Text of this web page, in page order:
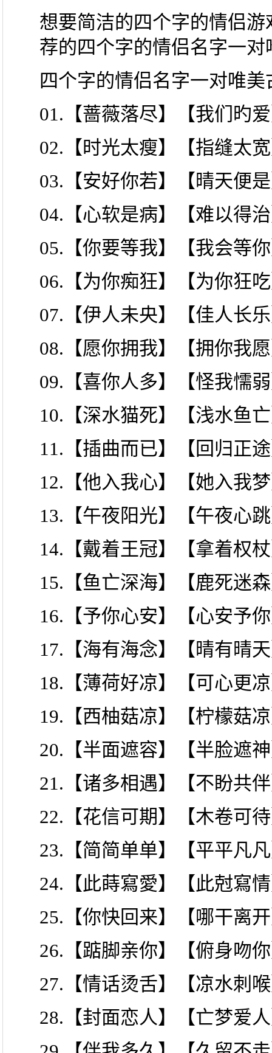
想要简洁的四个字的情侣
荐的四个字的情侣名字一对
四个字的情侣名字一对唯美
01.【蔷薇落尽】【我们旳
02.【时光太瘦】【指缝太
03.【安好你若】【晴天便
04.【心软是病】【难以得
05.【你要等我】【我会等
06.【为你痴狂】【为你狂
07.【伊人未央】【佳人长
08.【愿你拥我】【拥你我
09.【喜你人多】【怪我懦
10.【深水猫死】【浅水鱼
11.【插曲而已】【回归正
12.【他入我心】【她入我
13.【午夜阳光】【午夜心
14.【戴着王冠】【拿着权
15.【鱼亡深海】【鹿死迷
16.【予你心安】【心安予
17.【海有海念】【晴有晴
18.【薄荷好凉】【可心更
19.【西柚菇凉】【柠檬菇
20.【半面遮容】【半脸遮
21.【诸多相遇】【不盼共
22.【花信可期】【木卷可
23.【简简单单】【平平凡
24.【此蒔寫愛】【此尅寫
25.【你快回来】【哪干离
26.【踮脚亲你】【俯身吻
27.【情话烫舌】【凉水刺
28.【封面恋人】【亡梦爱